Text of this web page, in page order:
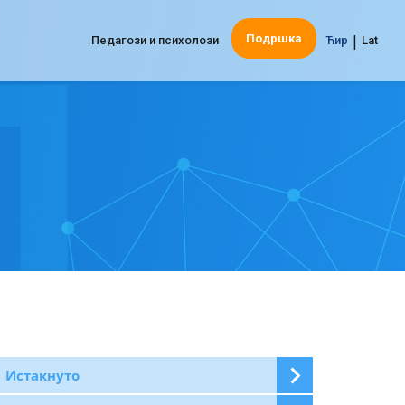
Ћир | Lat
Педагози и психолози Подршка
Истакнуто